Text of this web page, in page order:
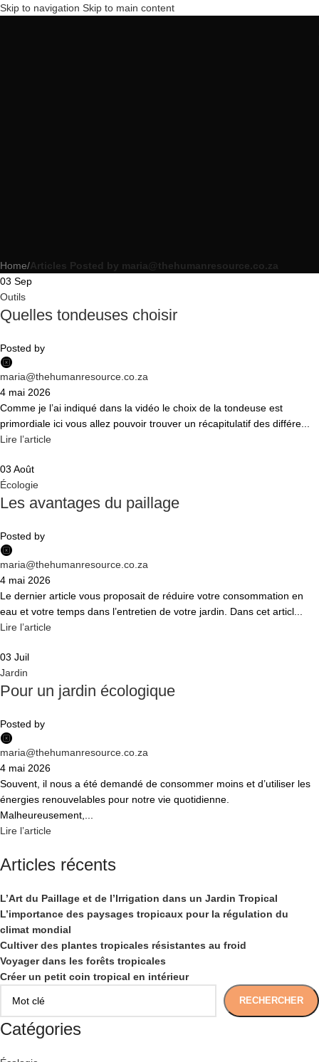
Skip to navigation Skip to main content
Home/Articles Posted by maria@thehumanresource.co.za
03 Sep
Outils
Quelles tondeuses choisir
Posted by
maria@thehumanresource.co.za
4 mai 2026
Comme je l’ai indiqué dans la vidéo le choix de la tondeuse est
primordiale ici vous allez pouvoir trouver un récapitulatif des différe...
Lire l’article
03 Août
Écologie
Les avantages du paillage
Posted by
maria@thehumanresource.co.za
4 mai 2026
Le dernier article vous proposait de réduire votre consommation en
eau et votre temps dans l’entretien de votre jardin. Dans cet articl...
Lire l’article
03 Juil
Jardin
Pour un jardin écologique
Posted by
maria@thehumanresource.co.za
4 mai 2026
Souvent, il nous a été demandé de consommer moins et d’utiliser les
énergies renouvelables pour notre vie quotidienne.
Malheureusement,...
Lire l’article
Articles récents
L’Art du Paillage et de l’Irrigation dans un Jardin Tropical
L’importance des paysages tropicaux pour la régulation du
climat mondial
Cultiver des plantes tropicales résistantes au froid
Voyager dans les forêts tropicales
Créer un petit coin tropical en intérieur
RECHERCHER
Catégories